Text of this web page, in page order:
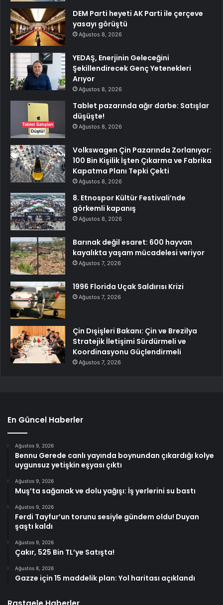
DEM Parti heyeti AK Parti ile çerçeve
yasayı görüştü
Ağustos 8, 2026
YEDAŞ, Enerjinin Geleceğini
Şekillendirecek Genç Yetenekleri
Arıyor
Ağustos 8, 2026
Tablet pazarında ağır darbe: Satışlar
düşüşte!
Ağustos 8, 2026
Volkswagen Çin Pazarında Zorlanıyor:
100 Bin Kişilik İşten Çıkarma ve Fabrika
Kapatma Planı Tepki Çekti
Ağustos 8, 2026
8. Etnospor Kültür Festivali’nde
görkemli kapanış
Ağustos 8, 2026
Barınak değil esaret: 600 hayvan
kayalıkta yaşam mücadelesi veriyor
Ağustos 7, 2026
1996 Florida Uçak Saldırısı Krizi
Ağustos 7, 2026
Çin Dışişleri Bakanı: Çin ve Brezilya
Stratejik İletişimi Sürdürmeli ve
Koordinasyonu Güçlendirmeli
Ağustos 7, 2026
En Güncel Haberler
Ağustos 9, 2026
Bennu Gerede canlı yayında boynundan çıkardığı kolye
uygunsuz yetişkin eşyası çıktı
Ağustos 9, 2026
Muş’ta sağanak ve dolu yağışı: İş yerlerini su bastı
Ağustos 9, 2026
Ferdi Tayfur’un torunu sesiyle gündem oldu! Duyan
şaştı kaldı
Ağustos 9, 2026
Çakır, 525 Bin TL’ye Satışta!
Ağustos 8, 2026
Gazze için 15 maddelik plan: Yol haritası açıklandı